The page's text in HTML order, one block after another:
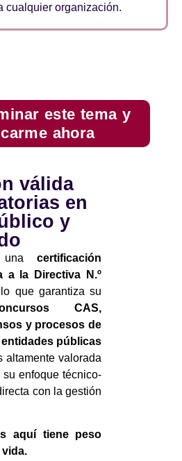
cualquier organización.
este tema y
ahora
válida
en
y
unacertificación
a la Directiva N.º
que garantiza su
CAS,
y procesos de
públicas
altamente valorada
enfoque técnico-
con la gestión
aquí tiene peso
vida.